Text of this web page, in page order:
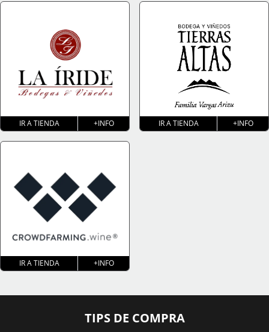
IR A TIENDA +INFO IR A TIENDA +INFO
IR A TIENDA +INFO
TIPS DE COMPRA